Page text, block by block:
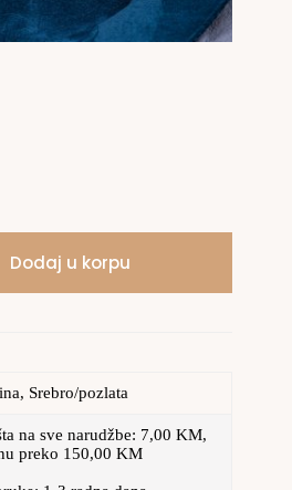
Dodaj u korpu
Srebro/pozlata
na sve narudžbe: 7,00 KM,
preko 150,00 KM